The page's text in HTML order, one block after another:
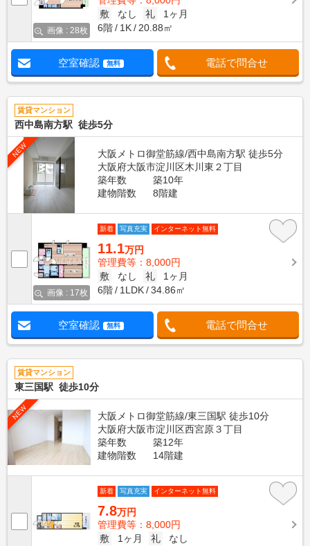
画像 : 28枚
敷
なし 礼
1ヶ月
6階
1K 20.88㎡
空室確認 無料 電話で問合せ
賃貸マンション
西中島南方駅 徒歩5分
NEW
大阪メトロ御堂筋線/西中島南方駅 徒歩5分
大阪府大阪市淀川区木川東２丁目
築年数
築10年
建物階数
8階建
画像 : 17枚
新着 写真充実 インターネット無料
11.1万円
管理費等：8,000円
敷
なし 礼
1ヶ月
6階
1LDK 34.86㎡
空室確認 無料 電話で問合せ
賃貸マンション
東三国駅 徒歩10分
NEW
大阪メトロ御堂筋線/東三国駅 徒歩10分
大阪府大阪市淀川区西宮原３丁目
築年数
築12年
建物階数
14階建
新着 写真充実 インターネット無料
7.8万円
管理費等：8,000円
敷
1ヶ月 礼
なし